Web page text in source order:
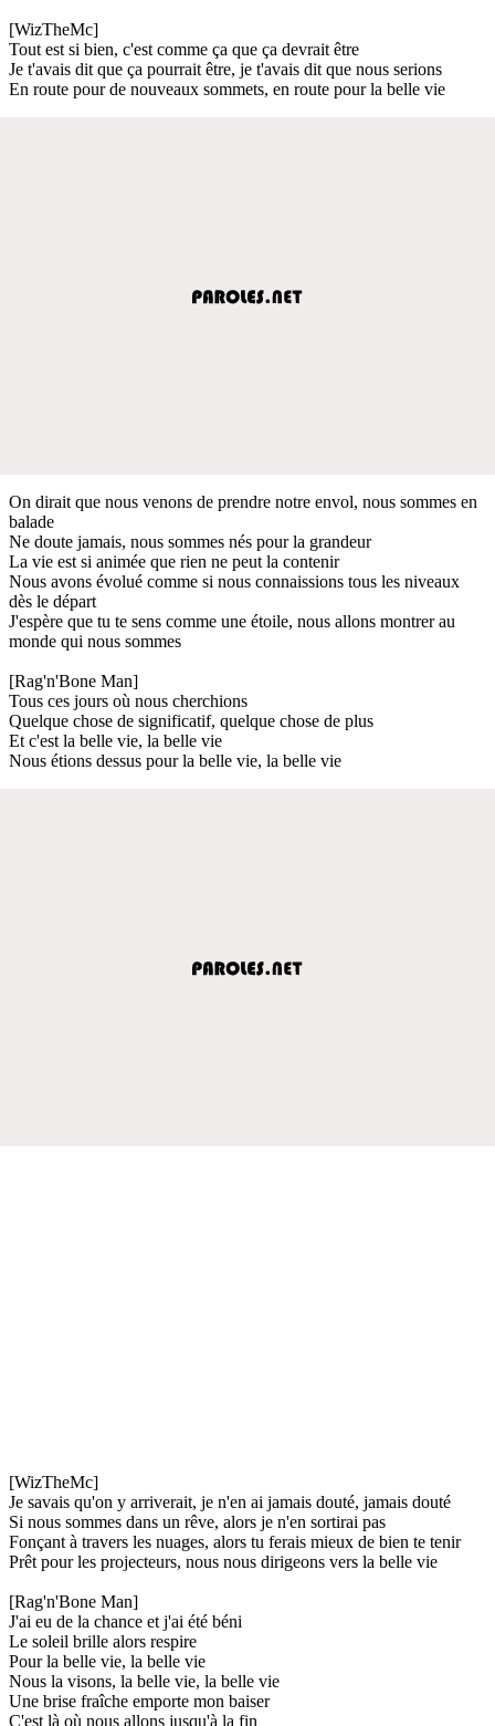
[WizTheMc]
Tout est si bien, c'est comme ça que ça devrait être
Je t'avais dit que ça pourrait être, je t'avais dit que nous serions
En route pour de nouveaux sommets, en route pour la belle vie
On dirait que nous venons de prendre notre envol, nous sommes en
balade
Ne doute jamais, nous sommes nés pour la grandeur
La vie est si animée que rien ne peut la contenir
Nous avons évolué comme si nous connaissions tous les niveaux
dès le départ
J'espère que tu te sens comme une étoile, nous allons montrer au
monde qui nous sommes
[Rag'n'Bone Man]
Tous ces jours où nous cherchions
Quelque chose de significatif, quelque chose de plus
Et c'est la belle vie, la belle vie
Nous étions dessus pour la belle vie, la belle vie
[WizTheMc]
Je savais qu'on y arriverait, je n'en ai jamais douté, jamais douté
Si nous sommes dans un rêve, alors je n'en sortirai pas
Fonçant à travers les nuages, alors tu ferais mieux de bien te tenir
Prêt pour les projecteurs, nous nous dirigeons vers la belle vie
[Rag'n'Bone Man]
J'ai eu de la chance et j'ai été béni
Le soleil brille alors respire
Pour la belle vie, la belle vie
Nous la visons, la belle vie, la belle vie
Une brise fraîche emporte mon baiser
C'est là où nous allons jusqu'à la fin